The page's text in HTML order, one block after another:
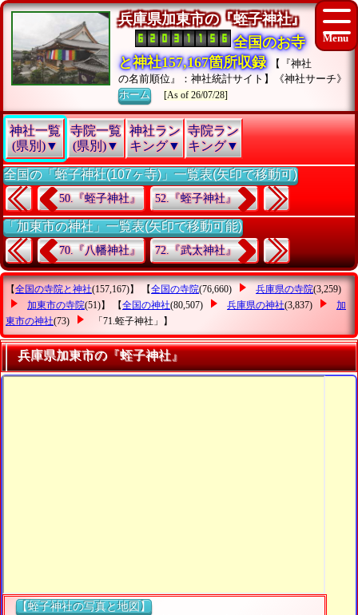
兵庫県加東市の『蛭子神社』
全国のお寺
と神社157,167箇所収録
【『神社
の名前順位』：神社統計サイト】《神社サーチ》
ホーム
[As of 26/07/28]
神社一覧
(県別)▼
寺院一覧
(県別)▼
神社ラン
キング▼
寺院ラン
キング▼
全国の「蛭子神社(107ヶ寺)」一覧表(矢印で移動可)
50.『蛭子神社』 52.『蛭子神社』
「加東市の神社」一覧表(矢印で移動可能)
70.『八幡神社』 72.『武太神社』
【全国の寺院と神社(157,167)】 【全国の寺院(76,660) 兵庫県の寺院(3,259)
加東市の寺院(51)】 【全国の神社(80,507) 兵庫県の神社(3,837)
加
東市の神社(73) 「71.蛭子神社」 】
兵庫県加東市の『蛭子神社』
【蛭子神社の写真と地図】